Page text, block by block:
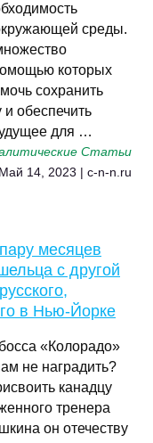
среды.
которых
сохранить
обеспечить
для …
Статьи
14, 2023 | c-n-n.ru
месяцев
с другой
в Нью-Йорке
«Колорадо»
не наградить?
канадцу
тренера
он отечеству